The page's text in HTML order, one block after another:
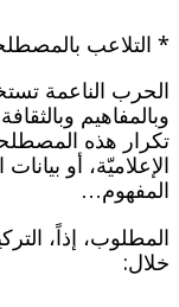
* التلاعب
الحرب الناعمة
وبالمفاهيم
تكرار هذه
الإعلاميّة، أو
المفهوم…
المطلوب، إذاً،
خلال: